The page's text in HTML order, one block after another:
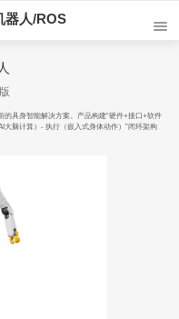
器人/ROS
具身智能解决方案。产品构建“硬件+接口+软件
大脑计算）- 执行（嵌入式身体动作）”闭环架构